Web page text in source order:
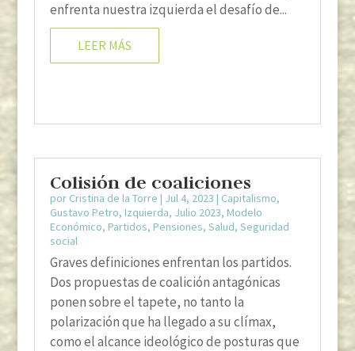
enfrenta nuestra izquierda el desafío de...
LEER MÁS
Colisión de coaliciones
por Cristina de la Torre | Jul 4, 2023 | Capitalismo,
Gustavo Petro, Izquierda, Julio 2023, Modelo
Económico, Partidos, Pensiones, Salud, Seguridad
social
Graves definiciones enfrentan los partidos.
Dos propuestas de coalición antagónicas
ponen sobre el tapete, no tanto la
polarización que ha llegado a su clímax,
como el alcance ideológico de posturas que